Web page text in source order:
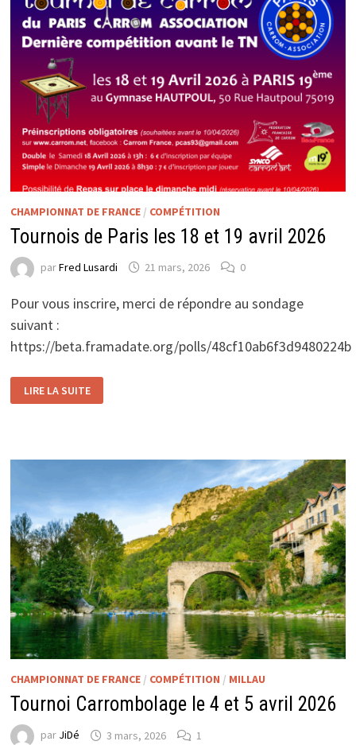
BIACHE-
SAINT-
VAAST
CHAMPIONNAT DE FRANCE/ COMPÉTITION
Tournois de Paris les 18 et 19 avril 2026
parFred Lusardi 21 mars, 2026 0
Pour vous inscrire, merci de répondre au sondage
suivant :
https://beta.framadate.org/polls/48cf10ab6f3d9480224b
DE
PARIS
AVRIL
LIRE LA SUITE
CHAMPIONNAT DE FRANCE/ COMPÉTITION / MILLAU
Tournoi Carrombolage le 4 et 5 avril 2026
par JiDé 3 mars, 2026 1